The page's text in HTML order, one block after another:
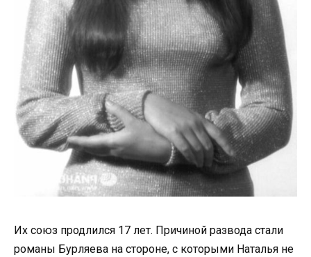
Их союз продлился 17 лет. Причиной развода стали
романы Бурляева на стороне, с которыми Наталья не